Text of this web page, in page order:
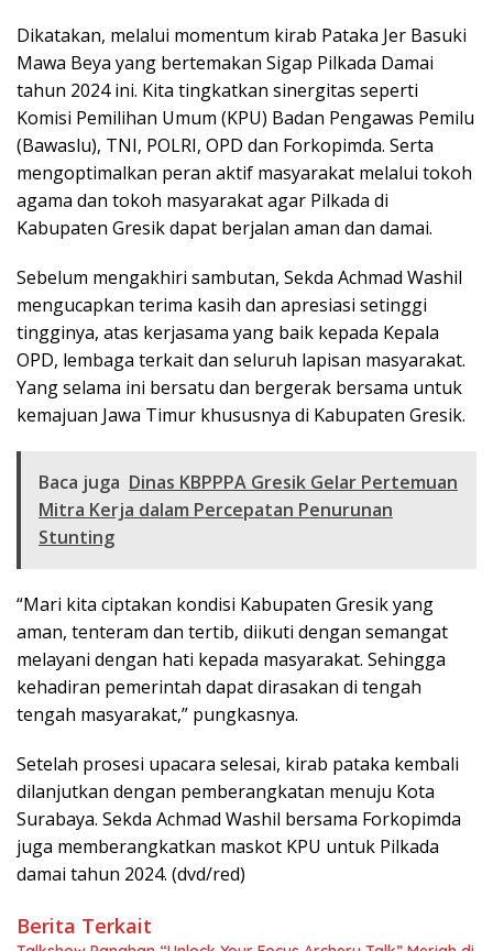
Dikatakan, melalui momentum kirab Pataka Jer Basuki
Mawa Beya yang bertemakan Sigap Pilkada Damai
tahun 2024 ini. Kita tingkatkan sinergitas seperti
Komisi Pemilihan Umum (KPU) Badan Pengawas Pemilu
(Bawaslu), TNI, POLRI, OPD dan Forkopimda. Serta
mengoptimalkan peran aktif masyarakat melalui tokoh
agama dan tokoh masyarakat agar Pilkada di
Kabupaten Gresik dapat berjalan aman dan damai.
Sebelum mengakhiri sambutan, Sekda Achmad Washil
mengucapkan terima kasih dan apresiasi setinggi
tingginya, atas kerjasama yang baik kepada Kepala
OPD, lembaga terkait dan seluruh lapisan masyarakat.
Yang selama ini bersatu dan bergerak bersama untuk
kemajuan Jawa Timur khususnya di Kabupaten Gresik.
Baca juga Dinas KBPPPA Gresik Gelar Pertemuan
Mitra Kerja dalam Percepatan Penurunan
Stunting
“Mari kita ciptakan kondisi Kabupaten Gresik yang
aman, tenteram dan tertib, diikuti dengan semangat
melayani dengan hati kepada masyarakat. Sehingga
kehadiran pemerintah dapat dirasakan di tengah
tengah masyarakat,” pungkasnya.
Setelah prosesi upacara selesai, kirab pataka kembali
dilanjutkan dengan pemberangkatan menuju Kota
Surabaya. Sekda Achmad Washil bersama Forkopimda
juga memberangkatkan maskot KPU untuk Pilkada
damai tahun 2024. (dvd/red)
Berita Terkait